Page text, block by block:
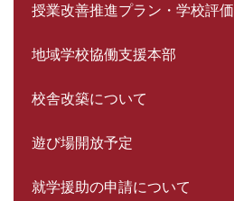
授業改善推進プラン・学校評価
地域学校協働支援本部
校舎改築について
遊び場開放予定
就学援助の申請について